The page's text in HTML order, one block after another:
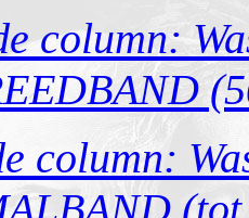
column:
column: